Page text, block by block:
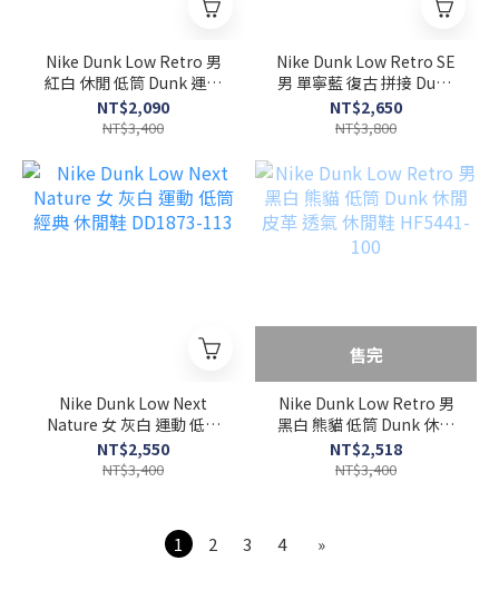
Nike Dunk Low Retro 男
紅白 休閒 低筒 Dunk 運動
復古 經典 休閒鞋 HF5441-
104
NT$2,090
NT$3,400
Nike Dunk Low Retro SE
男 單寧藍 復古 拼接 Dunk
休閒 運動 休閒鞋 HF3141-
400
NT$2,650
NT$3,800
Nike Dunk Low Next
Nature 女 灰白 運動 低筒
經典 休閒鞋 DD1873-113
NT$2,550
NT$3,400
售完
Nike Dunk Low Retro 男
黑白 熊貓 低筒 Dunk 休閒
皮革 透氣 休閒鞋 HF5441-
100
NT$2,518
NT$3,400
1 2 3 4 »